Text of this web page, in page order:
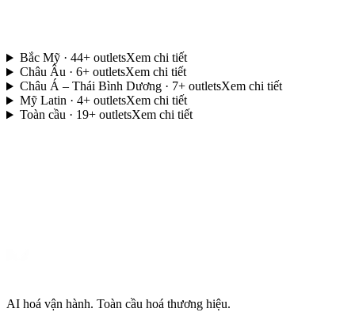
Bắc Mỹ· 44+ outletsXem chi tiết
Châu Âu · 6+ outletsXem chi tiết
Châu Á – Thái Bình Dương· 7+ outletsXem chi tiết
Mỹ Latin · 4+ outletsXem chi tiết
Toàn cầu · 19+ outletsXem chi tiết
AI hoá vận hành. Toàn cầu hoá thương hiệu.